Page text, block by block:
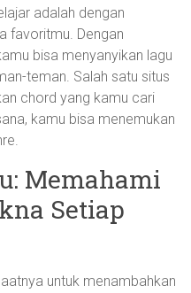
adalah dengan
favoritmu. Dengan
bisa menyanyikan lagu
teman. Salah satu situs
chord yang kamu cari
kamu bisa menemukan
Memahami
Setiap
untuk menambahkan